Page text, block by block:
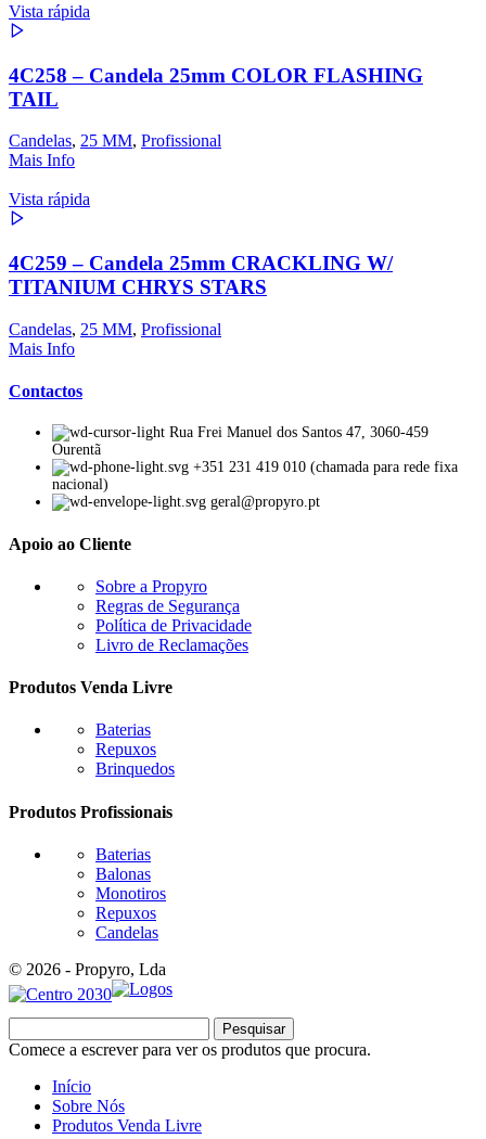
Vista rápida
4C258 – Candela 25mm COLOR FLASHING
TAIL
Candelas, 25 MM, Profissional
Mais Info
Vista rápida
4C259 – Candela 25mm CRACKLING W/
TITANIUM CHRYS STARS
Candelas, 25 MM, Profissional
Mais Info
Contactos
Rua Frei Manuel dos Santos 47, 3060-459
Ourentã​
+351 231 419 010 (chamada para rede fixa
nacional)
geral@propyro.pt
Apoio ao Cliente
Sobre a Propyro
Regras de Segurança
Política de Privacidade
Livro de Reclamações
Produtos Venda Livre
Baterias
Repuxos
Brinquedos
Produtos Profissionais
Baterias
Balonas
Monotiros
Repuxos
Candelas
© 2026 - Propyro, Lda
Pesquisar
Comece a escrever para ver os produtos que procura.
Início
Sobre Nós
Produtos Venda Livre